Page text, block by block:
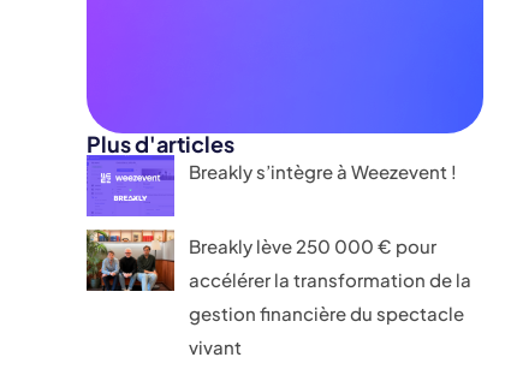
Plus d'articles
Breakly s’intègre à Weezevent !
Breakly lève 250 000 € pour
accélérer la transformation de la
gestion financière du spectacle
vivant